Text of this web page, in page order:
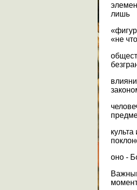
лишь
«не
оно -